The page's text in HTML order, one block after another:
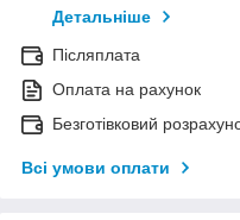
Детальніше
Післяплата
Оплата на рахунок
Безготівковий
Всі умови оплати